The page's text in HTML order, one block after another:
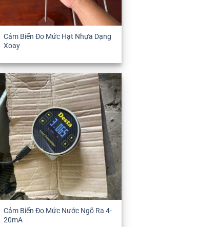
Cảm Biến Đo Mức Hạt Nhựa Dạng
Xoay
Cảm Biến Đo Mức Nước Ngõ Ra 4-
20mA